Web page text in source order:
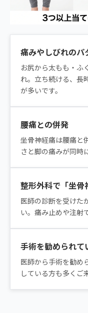
痛みやしびれのパ
お尻から太もも・ふ
れ。立ち続ける、長
が多いです。
腰痛との併発
坐骨神経痛は腰痛と
さと脚の痛みが同時
整形外科で「坐骨
医師の診断を受けた
い。痛み止めや注射
手術を勧められて
医師から手術を勧め
している方も多くご